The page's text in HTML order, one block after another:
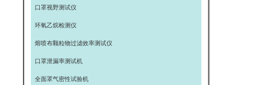
口罩视野测试仪
环氧乙烷检测仪
熔喷布颗粒物过滤效率测试仪
口罩泄漏率测试机
全面罩气密性试验机